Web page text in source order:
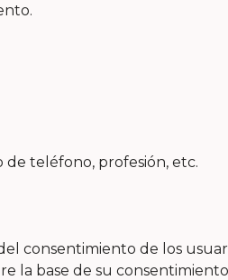
de teléfono, profesión, etc.
consentimiento de los
la base de su